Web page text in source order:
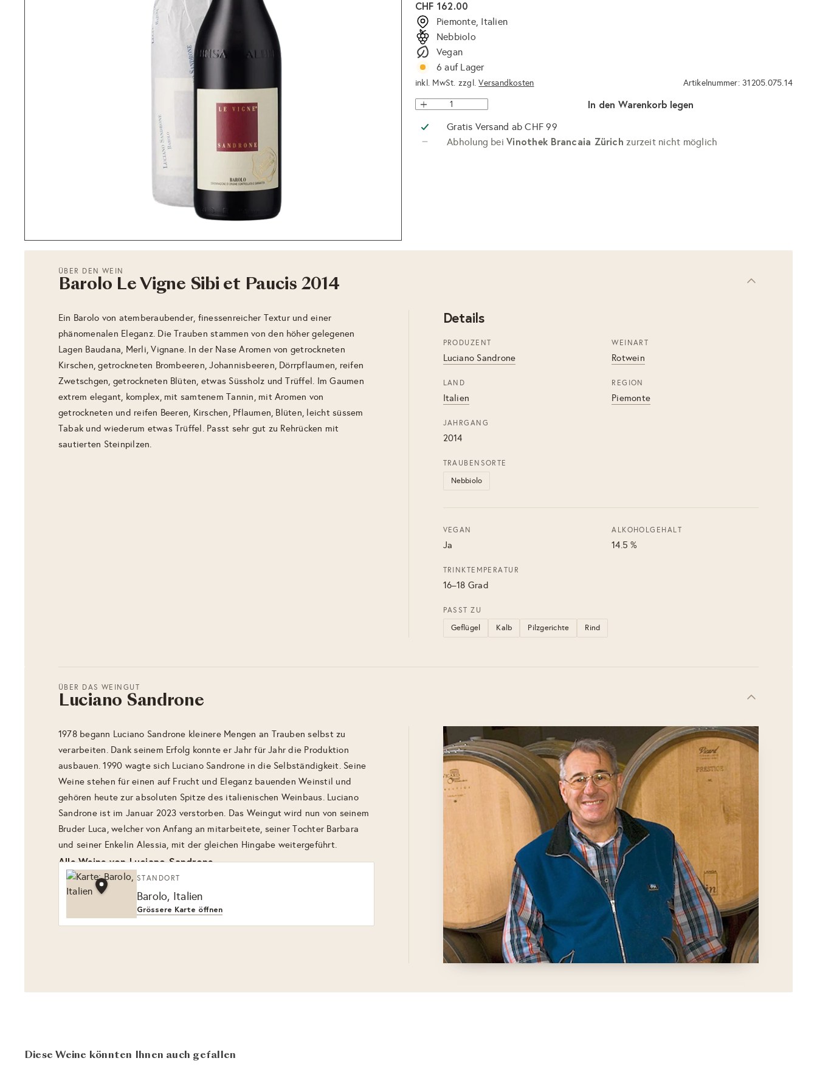
Normaler
Preis
CHF 162.00
Piemonte, Italien
Nebbiolo
Vegan
6 auf Lager
inkl. MwSt. zzgl.Versandkosten Artikelnummer: 31205.075.14
In den Warenkorb legen
Gratis Versand ab CHF 99
Abholung beiVinothek Brancaia Zürich zurzeit nicht möglich
ÜBER DEN WEIN
Barolo Le Vigne Sibi et Paucis 2014
Ein Barolo von atemberaubender, finessenreicher Textur und einer
phänomenalen Eleganz. Die Trauben stammen von den höher gelegenen
Lagen Baudana, Merli, Vignane. In der Nase Aromen von getrockneten
Kirschen, getrockneten Brombeeren, Johannisbeeren, Dörrpflaumen, reifen
Zwetschgen, getrockneten Blüten, etwas Süssholz und Trüffel. Im Gaumen
extrem elegant, komplex, mit samtenem Tannin, mit Aromen von
getrockneten und reifen Beeren, Kirschen, Pflaumen, Blüten, leicht süssem
Tabak und wiederum etwas Trüffel. Passt sehr gut zu Rehrücken mit
sautierten Steinpilzen.
Details
PRODUZENT
Luciano Sandrone
WEINART
Rotwein
LAND
Italien
REGION
Piemonte
JAHRGANG
2014
TRAUBENSORTE
Nebbiolo
VEGAN
Ja
ALKOHOLGEHALT
14.5 %
TRINKTEMPERATUR
16–18 Grad
PASST ZU
Geflügel Kalb Pilzgerichte Rind
ÜBER DAS WEINGUT
Luciano Sandrone
1978 begann Luciano Sandrone kleinere Mengen an Trauben selbst zu
verarbeiten. Dank seinem Erfolg konnte er Jahr für Jahr die Produktion
ausbauen. 1990 wagte sich Luciano Sandrone in die Selbständigkeit. Seine
Weine stehen für einen auf Frucht und Eleganz bauenden Weinstil und
gehören heute zur absoluten Spitze des italienischen Weinbaus. Luciano
Sandrone ist im Januar 2023 verstorben. Das Weingut wird nun von seinem
Bruder Luca, welcher von Anfang an mitarbeitete, seiner Tochter Barbara
und seiner Enkelin Alessia, mit der gleichen Hingabe weitergeführt.
Alle Weine von Luciano Sandrone
STANDORT
Barolo, Italien
Grössere Karte öffnen
Diese Weine könnten Ihnen auch gefallen